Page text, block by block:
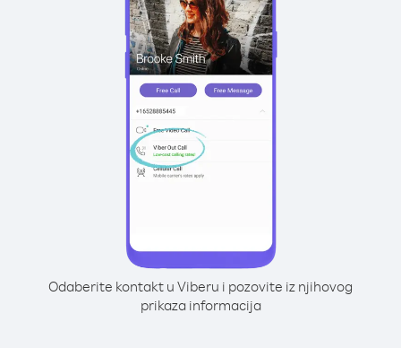
Odaberite kontakt u Viberu i pozovite iz njihovog
prikaza informacija